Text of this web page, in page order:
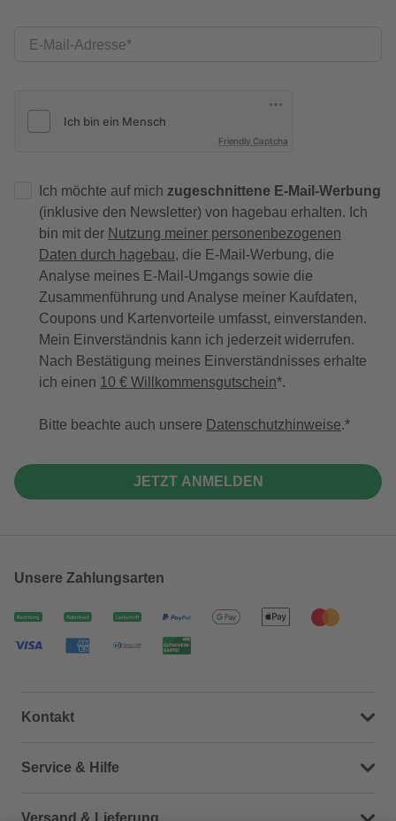
E-Mail-Adresse
Friendly Captcha
Ich möchte auf mich zugeschnittene E-Mail-Werbung
(inklusive den Newsletter) von hagebau erhalten. Ich
bin mit der Nutzung meiner personenbezogenen
Daten durch hagebau, die E-Mail-Werbung, die
Analyse meines E-Mail-Umgangs sowie die
Zusammenführung und Analyse meiner Kaufdaten,
Coupons und Kartenvorteile umfasst, einverstanden.
Mein Einverständnis kann ich jederzeit widerrufen.
Nach Bestätigung meines Einverständnisses erhalte
ich einen 10 € Willkommensgutschein*.
Bitte beachte auch unsere Datenschutzhinweise.
JETZT ANMELDEN
Unsere Zahlungsarten
Kontakt
Dein Kontakt zu uns
Service & Hilfe
Häufige Fragen (FAQ)
Versand & Lieferung